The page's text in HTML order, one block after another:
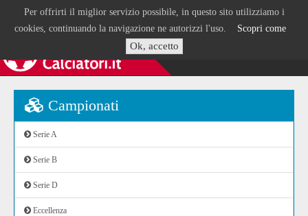
Per offrirti il miglior servizio possibile, in questo sito utilizziamo i
cookies, continuando la navigazione ne autorizzi l'uso. Scopri come
Ok, accetto
Campionati
Serie A
Serie B
Serie D
Eccellenza